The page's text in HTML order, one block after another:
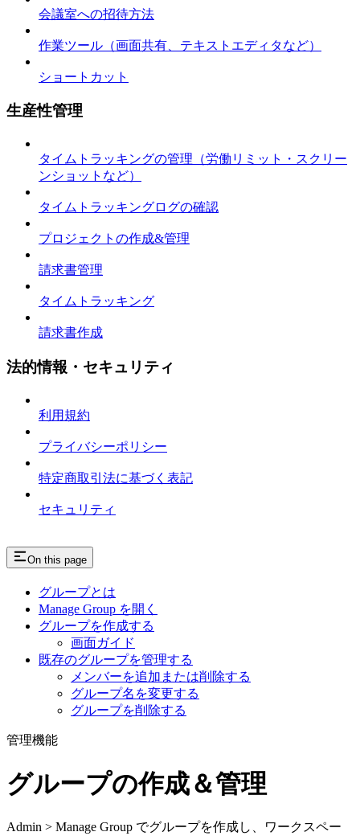
会議室への招待方法
作業ツール（画面共有、テキストエディタなど）
ショートカット
生産性管理
タイムトラッキングの管理（労働リミット・スクリー
ンショットなど）
タイムトラッキングログの確認
プロジェクトの作成&管理
請求書管理
タイムトラッキング
請求書作成
法的情報・セキュリティ
利用規約
プライバシーポリシー
特定商取引法に基づく表記
セキュリティ
On this page
グループとは
Manage Group を開く
グループを作成する
画面ガイド
既存のグループを管理する
メンバーを追加または削除する
グループ名を変更する
グループを削除する
管理機能
グループの作成＆管理
Admin > Manage Group でグループを作成し、ワークスペー